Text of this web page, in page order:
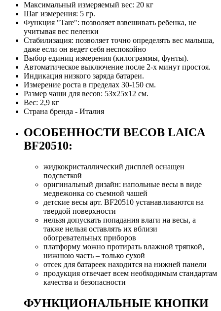
Максимальный измеряемый вес: 20 кг
Шаг измерения: 5 гр.
Функция "Tare": позволяет взвешивать ребенка, не
учитывая вес пеленки
Стабилизация: позволяет точно определять вес малыша,
даже если он ведет себя неспокойно
Выбор единиц измерения (килограммы, фунты).
Автоматическое выключение после 2-х минут простоя.
Индикация низкого заряда батареи.
Измерение роста в пределах 30-150 см.
Размер чаши для весов: 53х25х12 см.
Вес: 2,9 кг
Страна бренда - Италия
ОСОБЕННОСТИ ВЕСОВ LAICA
BF20510:
жидкокристаллический дисплей оснащен
подсветкой
оригинальный дизайн: напольные весы в виде
медвежонка со съемной чашей
детские весы арт. BF20510 устанавливаются на
твердой поверхности
нельзя допускать попадания влаги на весы, а
также нельзя оставлять их вблизи
обогревательных приборов
платформу можно протирать влажной тряпкой,
нижнюю часть – только сухой
отсек для батареек находится на нижней панели
продукция отвечает всем необходимым стандартам
качества и безопасности
ФУНКЦИОНАЛЬНЫЕ КНОПКИ